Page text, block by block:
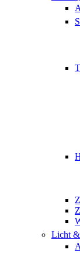
Licht